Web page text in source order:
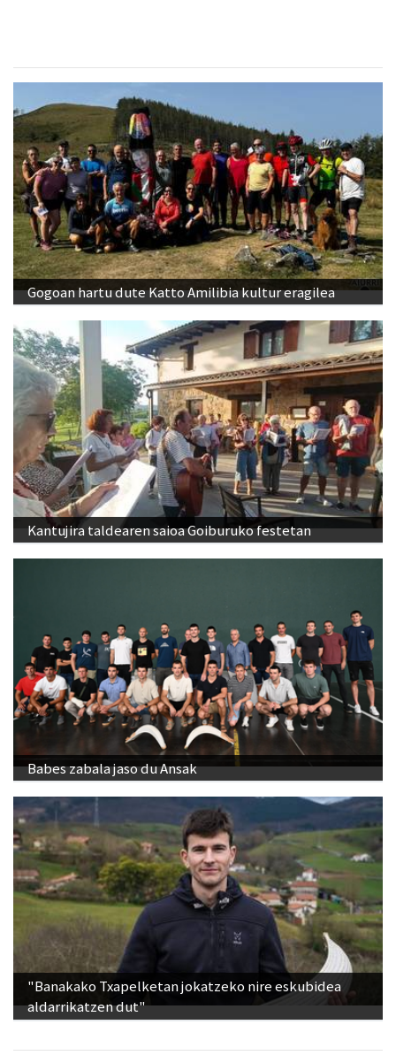
Gogoan hartu dute Katto Amilibia kultur eragilea
Kantujira taldearen saioa Goiburuko festetan
Babes zabala jaso du Ansak
"Banakako Txapelketan jokatzeko nire eskubidea
aldarrikatzen dut"